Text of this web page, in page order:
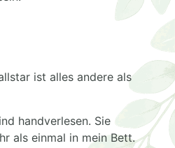
ist alles andere als
handverlesen. Sie
als einmal in mein Bett.